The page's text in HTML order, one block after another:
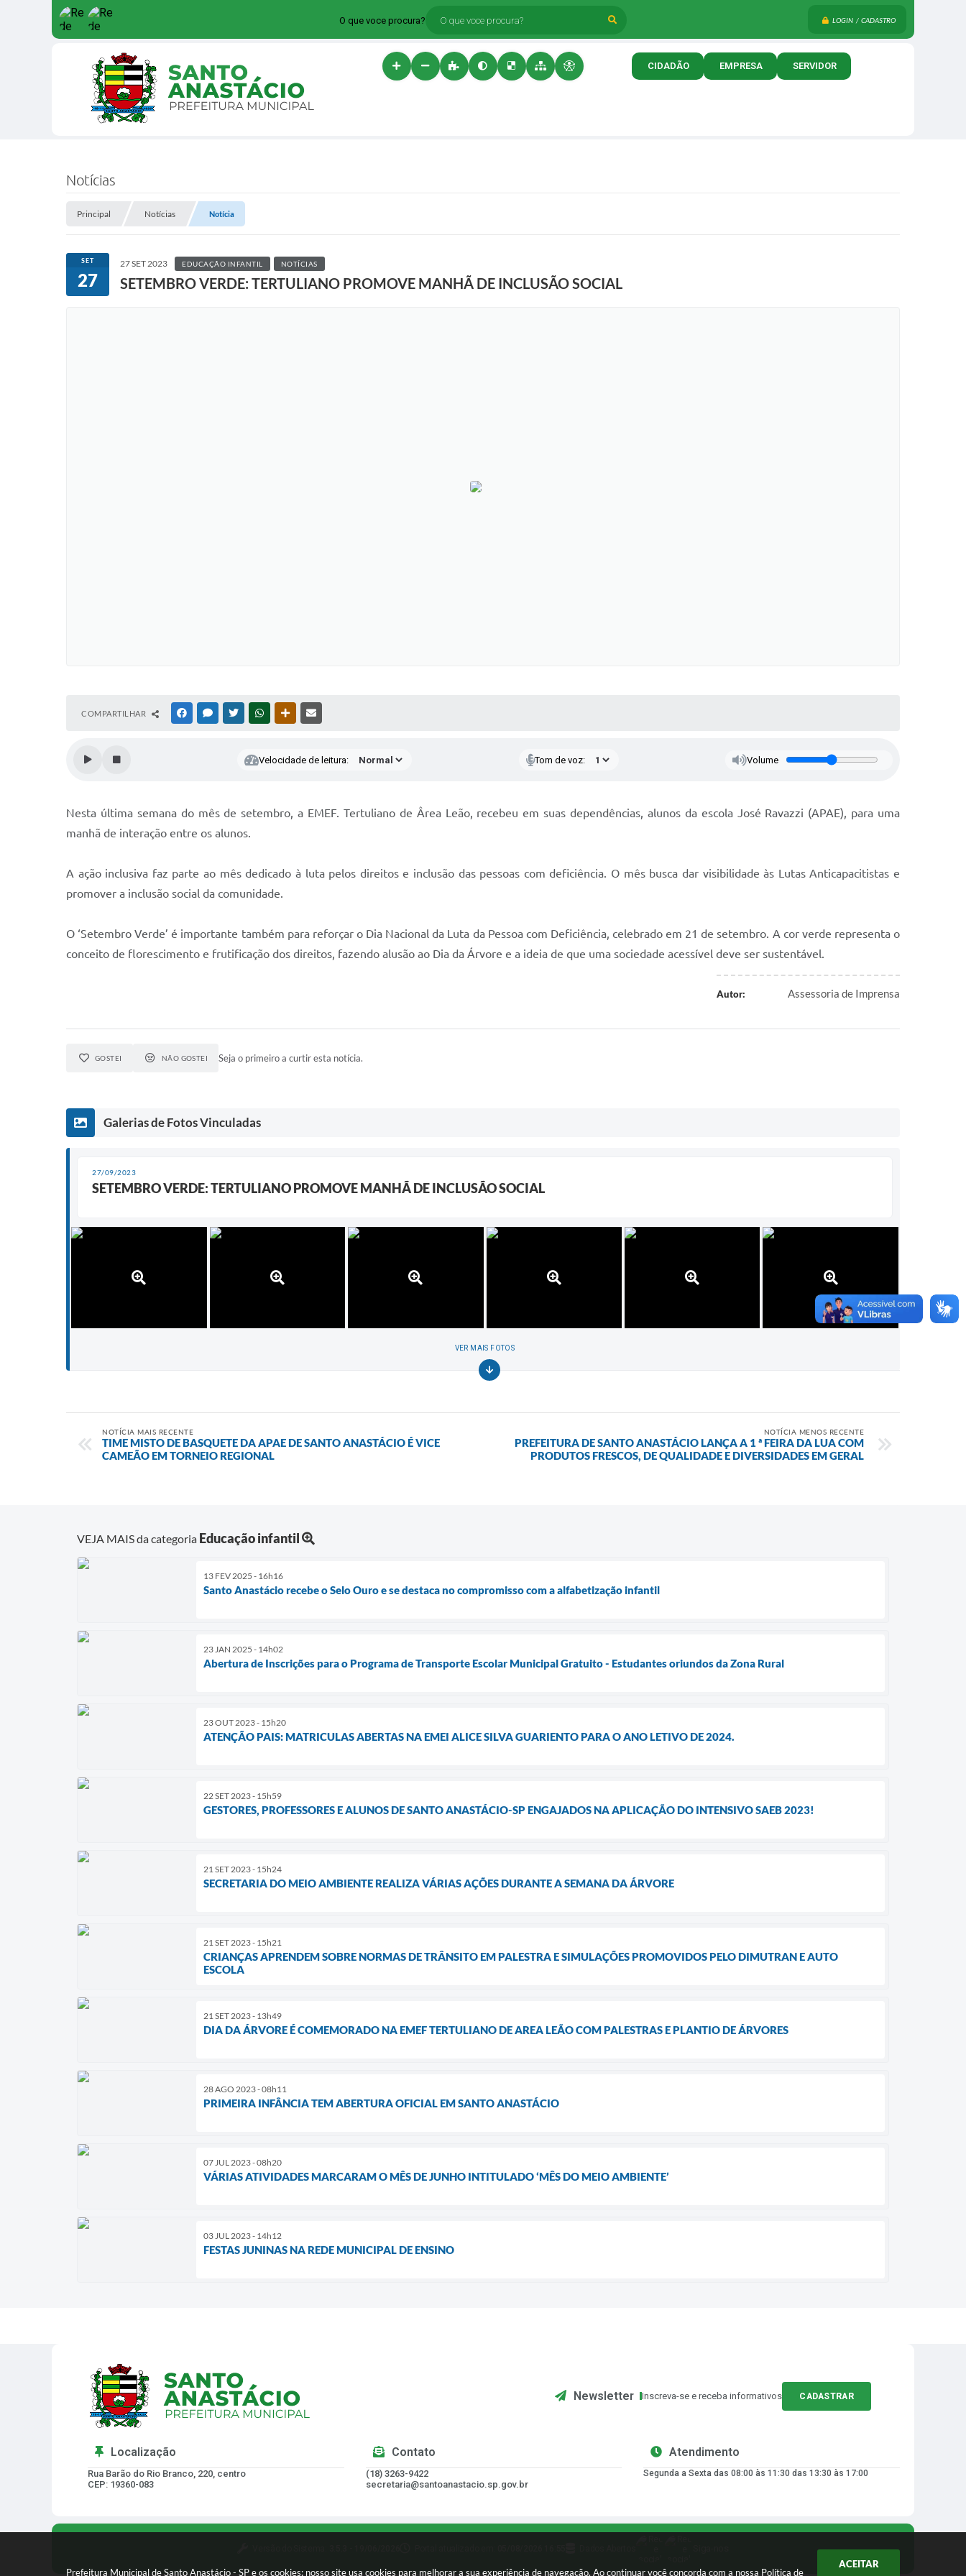
Prefeitura Municipal de Santo Anastácio - SP e os cookies: nosso site usa cookies para melhorar a sua experiência de navegação. Ao continuar você concorda com a nossa Política de
ACEITAR
LOGIN / CADASTRO
O que voce procura?
CIDADÃO EMPRESA SERVIDOR
Notícias
Principal Notícias Notícia
SET
27
27 SET 2023 EDUCAÇÃO INFANTIL NOTÍCIAS
SETEMBRO VERDE: TERTULIANO PROMOVE MANHÃ DE INCLUSÃO SOCIAL
COMPARTILHAR FACEBOOKMESSENGER
TWITTERWHATSAPPOUTRAS MÍDIAS
Velocidade de leitura: Tom de voz: Volume
Nesta última semana do mês de setembro, a EMEF. Tertuliano de Ârea Leão, recebeu em suas dependências, alunos da escola José Ravazzi (APAE), para uma
manhã de interação entre os alunos.
A ação inclusiva faz parte ao mês dedicado à luta pelos direitos e inclusão das pessoas com deficiência. O mês busca dar visibilidade às Lutas Anticapacitistas e
promover a inclusão social da comunidade.
O ‘Setembro Verde’ é importante também para reforçar o Dia Nacional da Luta da Pessoa com Deficiência, celebrado em 21 de setembro. A cor verde representa o
conceito de florescimento e frutificação dos direitos, fazendo alusão ao Dia da Árvore e a ideia de que uma sociedade acessível deve ser sustentável.
Autor: Assessoria de Imprensa
GOSTEI NÃO GOSTEI Seja o primeiro a curtir esta notícia.
Galerias de Fotos Vinculadas
27/09/2023
SETEMBRO VERDE: TERTULIANO PROMOVE MANHÃ DE INCLUSÃO SOCIAL
VER MAIS FOTOS
NOTÍCIA MAIS RECENTE
TIME MISTO DE BASQUETE DA APAE DE SANTO ANASTÁCIO É VICE
CAMEÃO EM TORNEIO REGIONAL
NOTÍCIA MENOS RECENTE
PREFEITURA DE SANTO ANASTÁCIO LANÇA A 1 ª FEIRA DA LUA COM
PRODUTOS FRESCOS, DE QUALIDADE E DIVERSIDADES EM GERAL
VEJA MAIS da categoria Educação infantil
13 FEV 2025 - 16h16
Santo Anastácio recebe o Selo Ouro e se destaca no compromisso com a alfabetização infantil
23 JAN 2025 - 14h02
Abertura de Inscrições para o Programa de Transporte Escolar Municipal Gratuito - Estudantes oriundos da Zona Rural
23 OUT 2023 - 15h20
ATENÇÃO PAIS: MATRICULAS ABERTAS NA EMEI ALICE SILVA GUARIENTO PARA O ANO LETIVO DE 2024.
22 SET 2023 - 15h59
GESTORES, PROFESSORES E ALUNOS DE SANTO ANASTÁCIO-SP ENGAJADOS NA APLICAÇÃO DO INTENSIVO SAEB 2023!
21 SET 2023 - 15h24
SECRETARIA DO MEIO AMBIENTE REALIZA VÁRIAS AÇÕES DURANTE A SEMANA DA ÁRVORE
21 SET 2023 - 15h21
CRIANÇAS APRENDEM SOBRE NORMAS DE TRÂNSITO EM PALESTRA E SIMULAÇÕES PROMOVIDOS PELO DIMUTRAN E AUTO
ESCOLA
21 SET 2023 - 13h49
DIA DA ÁRVORE É COMEMORADO NA EMEF TERTULIANO DE AREA LEÃO COM PALESTRAS E PLANTIO DE ÁRVORES
28 AGO 2023 - 08h11
PRIMEIRA INFÂNCIA TEM ABERTURA OFICIAL EM SANTO ANASTÁCIO
07 JUL 2023 - 08h20
VÁRIAS ATIVIDADES MARCARAM O MÊS DE JUNHO INTITULADO ‘MÊS DO MEIO AMBIENTE’
03 JUL 2023 - 14h12
FESTAS JUNINAS NA REDE MUNICIPAL DE ENSINO
Localização
Rua Barão do Rio Branco, 220, centro
CEP: 19360-083
Contato
(18) 3263-9422
secretaria@santoanastacio.sp.gov.br
Atendimento
Segunda a Sexta das 08:00 às 11:30 das 13:30 às 17:00
Newsletter Inscreva-se e receba informativos CADASTRAR